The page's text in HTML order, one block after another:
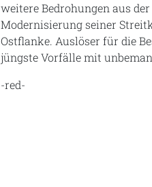
weitere Bedrohungen aus
Modernisierung seiner
Ostflanke. Auslöser für die
jüngste Vorfälle mit
-red-